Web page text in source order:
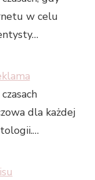
w celu
dla każdej